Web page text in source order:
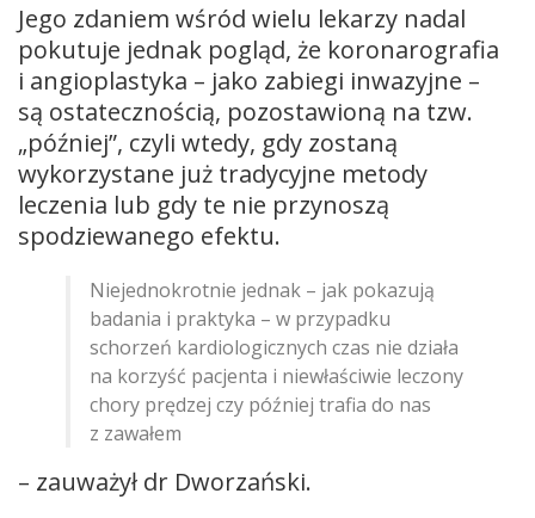
Jego zdaniem wśród wielu lekarzy nadal
pokutuje jednak pogląd, że koronarografia
i angioplastyka – jako zabiegi inwazyjne –
są ostatecznością, pozostawioną na tzw.
„później”, czyli wtedy, gdy zostaną
wykorzystane już tradycyjne metody
leczenia lub gdy te nie przynoszą
spodziewanego efektu.
Niejednokrotnie jednak – jak pokazują
badania i praktyka – w przypadku
schorzeń kardiologicznych czas nie działa
na korzyść pacjenta i niewłaściwie leczony
chory prędzej czy później trafia do nas
z zawałem
– zauważył dr Dworzański.